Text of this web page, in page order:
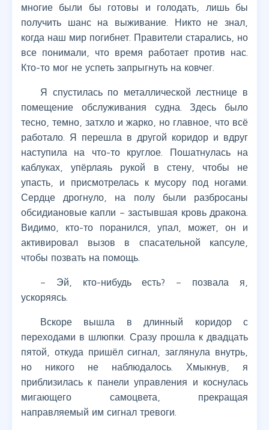
многие были бы готовы и голодать, лишь бы
получить шанс на выживание. Никто не знал,
когда наш мир погибнет. Правители старались, но
все понимали, что время работает против нас.
Кто-то мог не успеть запрыгнуть на ковчег.
Я спустилась по металлической лестнице в
помещение обслуживания судна. Здесь было
тесно, темно, затхло и жарко, но главное, что всё
работало. Я перешла в другой коридор и вдруг
наступила на что-то круглое. Пошатнулась на
каблуках, упёрлаяь рукой в стену, чтобы не
упасть, и присмотрелась к мусору под ногами.
Сердце дрогнуло, на полу были разбросаны
обсидиановые капли – застывшая кровь дракона.
Видимо, кто-то поранился, упал, может, он и
активировал вызов в спасательной капсуле,
чтобы позвать на помощь.
– Эй, кто-нибудь есть? – позвала я,
ускоряясь.
Вскоре вышла в длинный коридор с
переходами в шлюпки. Сразу прошла к двадцать
пятой, откуда пришёл сигнал, заглянула внутрь,
но никого не наблюдалось. Хмыкнув, я
приблизилась к панели управления и коснулась
мигающего самоцвета, прекращая
направляемый им сигнал тревоги.